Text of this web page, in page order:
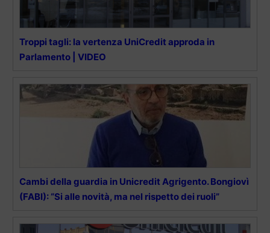
Troppi tagli: la vertenza UniCredit approda in
Parlamento | VIDEO
Cambi della guardia in Unicredit Agrigento. Bongiovì
(FABI): “Si alle novità, ma nel rispetto dei ruoli”